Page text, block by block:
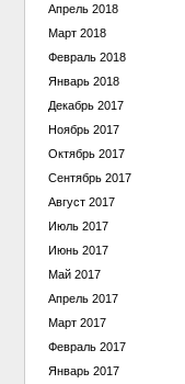
Апрель 2018
Март 2018
Февраль 2018
Январь 2018
Декабрь 2017
Ноябрь 2017
Октябрь 2017
Сентябрь 2017
Август 2017
Июль 2017
Июнь 2017
Май 2017
Апрель 2017
Март 2017
Февраль 2017
Январь 2017